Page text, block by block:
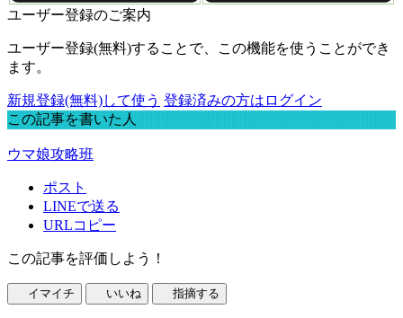
ユーザー登録のご案内
ユーザー登録(無料)することで、この機能を使うことができ
ます。
新規登録(無料)して使う 登録済みの方はログイン
この記事を書いた人
ウマ娘攻略班
ポスト
LINEで送る
URLコピー
この記事を評価しよう！
イマイチ いいね 指摘する